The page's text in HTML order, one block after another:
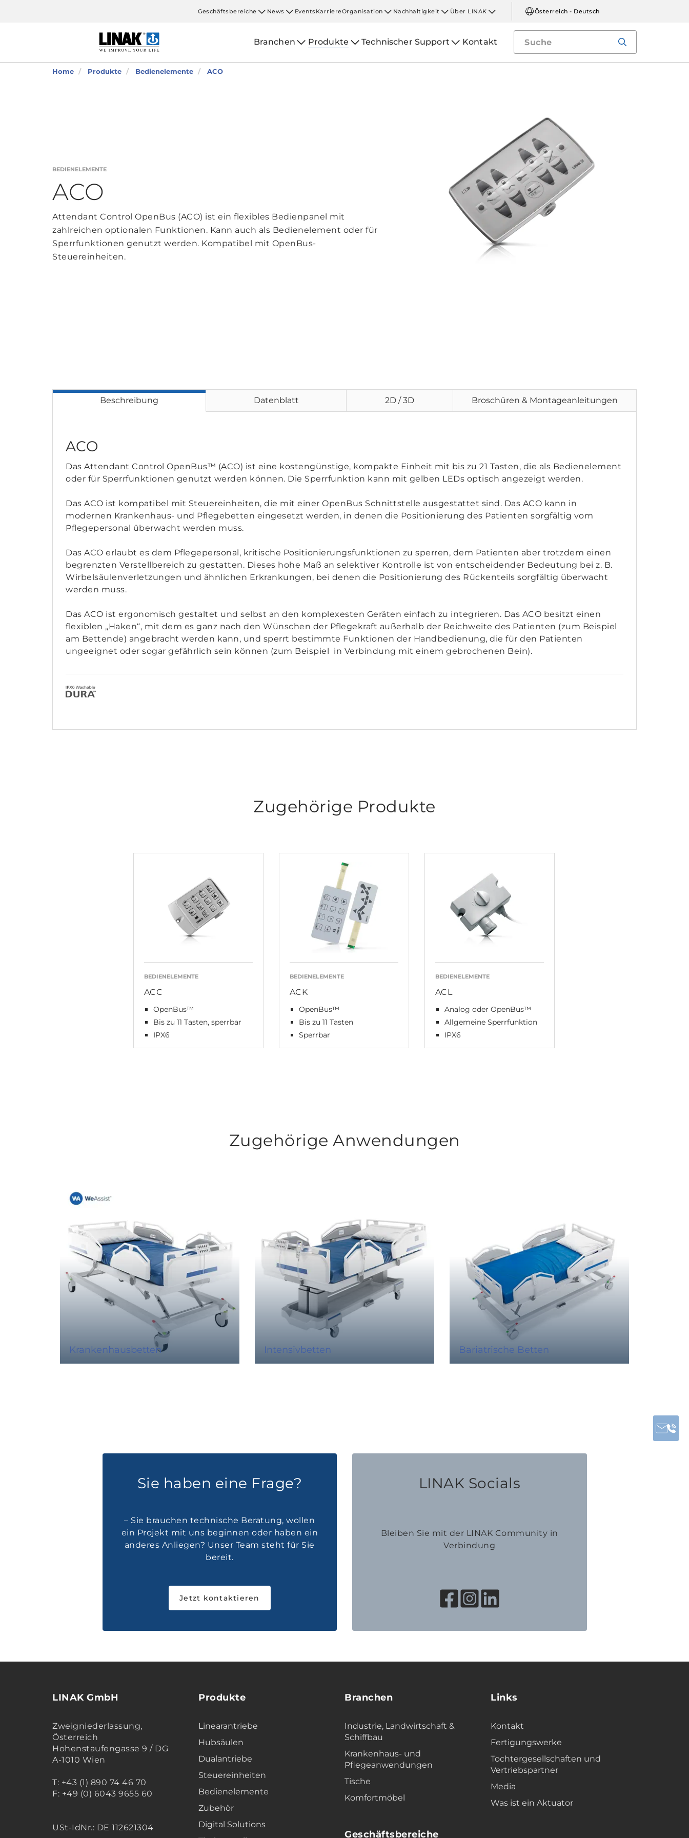
Geschäftsbereiche News EventsKarriereOrganisation Nachhaltigkeit Über LINAK Österreich - Deutsch
Branchen Produkte Technischer Support Kontakt
Home Produkte Bedienelemente ACO
BEDIENELEMENTE
ACO
Attendant Control OpenBus (ACO) ist ein flexibles Bedienpanel mit
zahlreichen optionalen Funktionen. Kann auch als Bedienelement oder für
Sperrfunktionen genutzt werden. Kompatibel mit OpenBus-
Steuereinheiten.
Beschreibung Datenblatt 2D / 3D Broschüren & Montageanleitungen
ACO
Das Attendant Control OpenBus™ (ACO) ist eine kostengünstige, kompakte Einheit mit bis zu 21 Tasten, die als Bedienelement
oder für Sperrfunktionen genutzt werden können. Die Sperrfunktion kann mit gelben LEDs optisch angezeigt werden.
Das ACO ist kompatibel mit Steuereinheiten, die mit einer OpenBus Schnittstelle ausgestattet sind. Das ACO kann in
modernen Krankenhaus- und Pflegebetten eingesetzt werden, in denen die Positionierung des Patienten sorgfältig vom
Pflegepersonal überwacht werden muss.
Das ACO erlaubt es dem Pflegepersonal, kritische Positionierungsfunktionen zu sperren, dem Patienten aber trotzdem einen
begrenzten Verstellbereich zu gestatten. Dieses hohe Maß an selektiver Kontrolle ist von entscheidender Bedeutung bei z. B.
Wirbelsäulenverletzungen und ähnlichen Erkrankungen, bei denen die Positionierung des Rückenteils sorgfältig überwacht
werden muss.
Das ACO ist ergonomisch gestaltet und selbst an den komplexesten Geräten einfach zu integrieren. Das ACO besitzt einen
flexiblen „Haken“, mit dem es ganz nach den Wünschen der Pflegekraft außerhalb der Reichweite des Patienten (zum Beispiel
am Bettende) angebracht werden kann, und sperrt bestimmte Funktionen der Handbedienung, die für den Patienten
ungeeignet oder sogar gefährlich sein können (zum Beispiel in Verbindung mit einem gebrochenen Bein).
Zugehörige Produkte
BEDIENELEMENTE
ACC
OpenBus™
Bis zu 11 Tasten, sperrbar
IPX6
BEDIENELEMENTE
ACK
OpenBus™
Bis zu 11 Tasten
Sperrbar
BEDIENELEMENTE
ACL
Analog oder OpenBus™
Allgemeine Sperrfunktion
IPX6
Zugehörige Anwendungen
Krankenhausbetten Intensivbetten Bariatrische Betten
Sie haben eine Frage?
– Sie brauchen technische Beratung, wollen
ein Projekt mit uns beginnen oder haben ein
anderes Anliegen? Unser Team steht für Sie
bereit.
Jetzt kontaktieren
LINAK Socials
Bleiben Sie mit der LINAK Community in
Verbindung
LINAK GmbH
Zweigniederlassung,
Österreich
Hohenstaufengasse 9 / DG
A-1010 Wien
T: +43 (1) 890 74 46 70
F: +49 (0) 6043 9655 60
USt-IdNr.: DE 112621304
Produkte
Linearantriebe
Hubsäulen
Dualantriebe
Steuereinheiten
Bedienelemente
Zubehör
Digital Solutions
Branchen
Industrie, Landwirtschaft &
Schiffbau
Krankenhaus- und
Pflegeanwendungen
Tische
Komfortmöbel
Geschäftsbereiche
Links
Kontakt
Fertigungswerke
Tochtergesellschaften und
Vertriebspartner
Media
Was ist ein Aktuator